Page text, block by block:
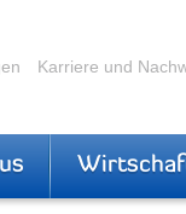
Karriere und